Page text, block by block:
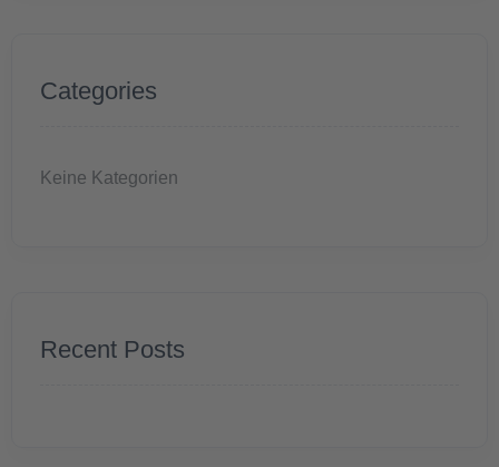
Categories
Keine Kategorien
Recent Posts